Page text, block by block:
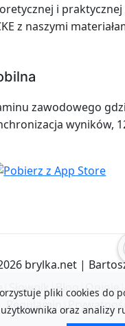
i
z naszymi
zawodowego
wyników,
brylka.net|
|Słownik|Blog|Opinie|
Regulamin|
pliki cookies do
oraz analizy